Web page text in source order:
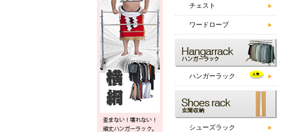
チェスト
ワードローブ
ハンガーラック
シューズラック